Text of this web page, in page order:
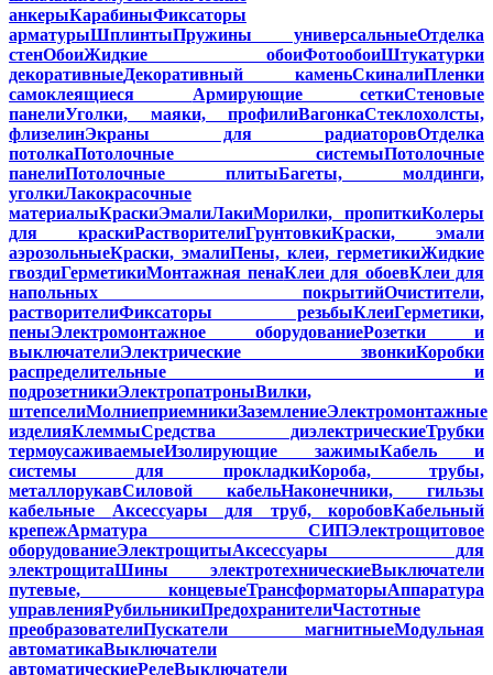
анкерыКарабиныФиксаторы
арматурыШплинтыПружины универсальныеОтделка
стенОбоиЖидкие обоиФотообоиШтукатурки
декоративныеДекоративный каменьСкиналиПленки
самоклеящиеся Армирующие сеткиСтеновые
панелиУголки, маяки, профилиВагонкаСтеклохолсты,
флизелинЭкраны для радиаторовОтделка
потолкаПотолочные системыПотолочные
панелиПотолочные плитыБагеты, молдинги,
уголкиЛакокрасочные
материалыКраскиЭмалиЛакиМорилки, пропиткиКолеры
для краскиРастворителиГрунтовкиКраски, эмали
аэрозольныеКраски, эмалиПены, клеи, герметикиЖидкие
гвоздиГерметикиМонтажная пенаКлеи для обоевКлеи для
напольных покрытийОчистители,
растворителиФиксаторы резьбыКлеиГерметики,
пеныЭлектромонтажное оборудованиеРозетки и
выключателиЭлектрические звонкиКоробки
распределительные и
подрозетникиЭлектропатроныВилки,
штепселиМолниеприемникиЗаземлениеЭлектромонтажные
изделияКлеммыСредства диэлектрическиеТрубки
термоусаживаемыеИзолирующие зажимыКабель и
системы для прокладкиКороба, трубы,
металлорукавСиловой кабельНаконечники, гильзы
кабельные Аксессуары для труб, коробовКабельный
крепежАрматура СИПЭлектрощитовое
оборудованиеЭлектрощитыАксессуары для
электрощитаШины электротехническиеВыключатели
путевые, концевыеТрансформаторыАппаратура
управленияРубильникиПредохранителиЧастотные
преобразователиПускатели магнитныеМодульная
автоматикаВыключатели
автоматическиеРелеВыключатели